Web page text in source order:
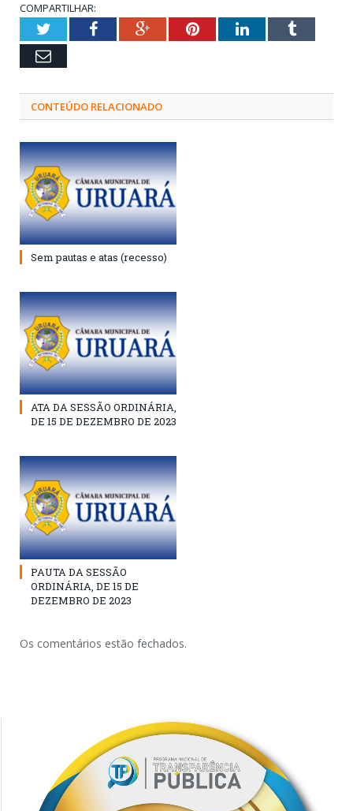
COMPARTILHAR:
TwitterFacebookGoogle+PinterestLinkedInTumblr
Email
CONTEÚDO RELACIONADO
Sem pautas e atas (recesso)
ATA DA SESSÃO ORDINÁRIA,
DE 15 DE DEZEMBRO DE 2023
PAUTA DA SESSÃO
ORDINÁRIA, DE 15 DE
DEZEMBRO DE 2023
Os comentários estão fechados.